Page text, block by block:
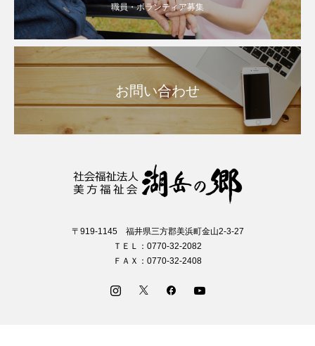
職員・ボランティア募集
お問い合わせ
〒919-1145 福井県三方郡美浜町金山2-3-27
ＴＥＬ：0770-32-2082
ＦＡＸ：0770-32-2408